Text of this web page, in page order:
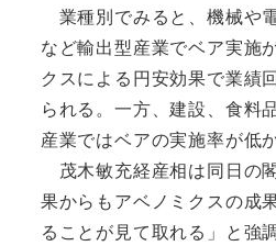
業種別でみると、機械や
など輸出型産業でベア実施
クスによる円安効果で業績
られる。一方、建設、食料
産業ではベアの実施率が低か
茂木敏充経産相は同日の
果からもアベノミクスの成
ることが見て取れる」と強